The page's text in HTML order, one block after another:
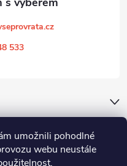
umožnili pohodlné
webu neustále
533